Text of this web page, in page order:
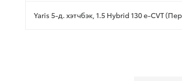
Yaris 5-д. хэтчбэк, 1.5 Hybrid 130 e-CVT